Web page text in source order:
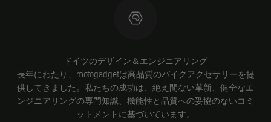
ドイツのデザイン＆エンジニアリング
長年にわたり、motogadgetは高品質のバイクアクセサリーを提
供してきました。私たちの成功は、絶え間ない革新、健全なエ
ンジニアリングの専門知識、機能性と品質への妥協のないコミ
ットメントに基づいています。